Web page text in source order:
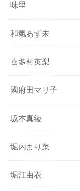
味里
和氣あず未
喜多村英梨
國府田マリ子
坂本真綾
堀内まり菜
堀江由衣